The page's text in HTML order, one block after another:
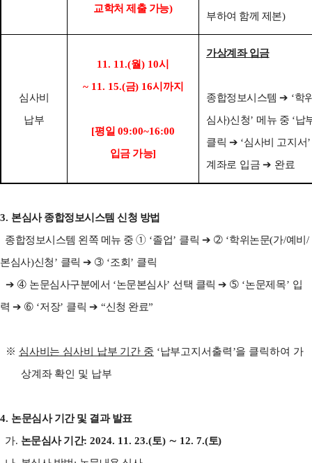
교학처 제출 가능)
부하여 함께 제본)
심사비
납부
11. 11.(월) 10시
~ 11. 15.(금) 16시까지
[평일 09:00~16:00
입금 가능]
가상계좌 입금
종합정보시스템➔ ‘학
심사)신청’메뉴 중 ‘납
클릭 ➔ ‘심사비 고지서
계좌로 입금➔ 완료
3. 본심사 종합정보시스템 신청 방법
종합정보시스템 왼쪽 메뉴 중➀ ‘졸업’ 클릭 ➔ ➁ ‘학위논문(가/예비 /
본심사)신청’ 클릭➔ ➂ ‘조회 ’ 클릭
➔ ➃ 논문심사구분에서 ‘논문본심사’ 선택 클릭➔ ➄ ‘논문제목’ 입
력➔ ➅ ‘저장’ 클릭 ➔ “신청 완료”
※ 심사비는 심사비 납부 기간 중 ‘납부고지서출력’을 클릭하여 가
상계좌 확인 및 납부
4. 논문심사 기간 및 결과 발표
가. 논문심사 기간: 2024. 11. 23.(토) ∼ 12. 7.(토)